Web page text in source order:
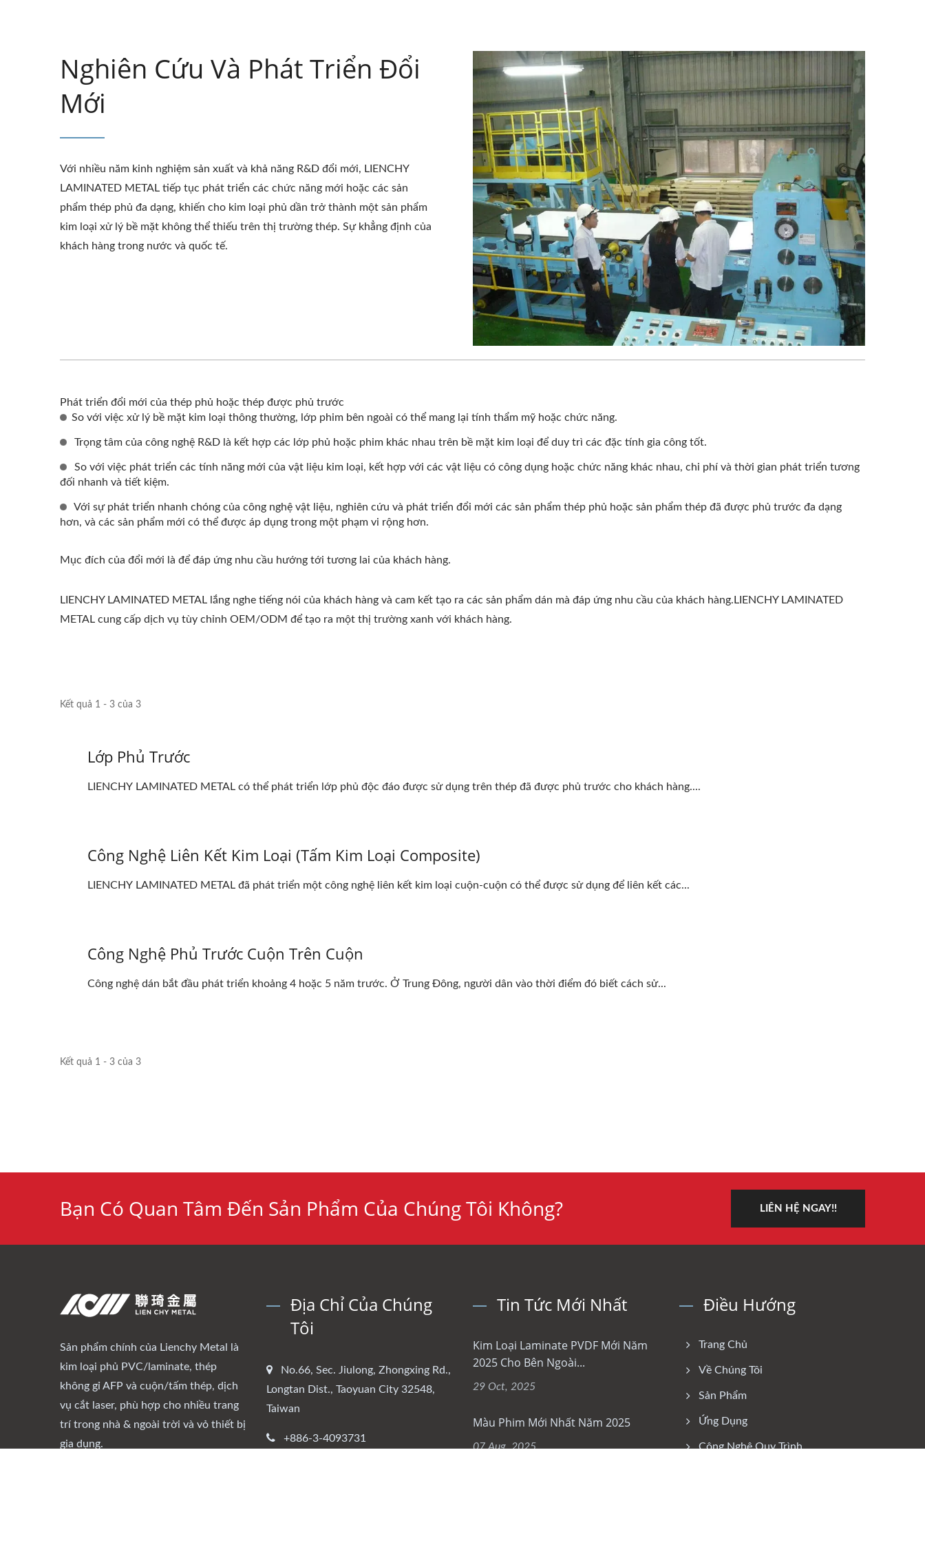
Nghiên Cứu Và Phát Triển Đổi
Mới
Với nhiều năm kinh nghiệm sản xuất và khả năng R&D đổi mới, LIENCHY
LAMINATED METAL tiếp tục phát triển các chức năng mới hoặc các sản
phẩm thép phủ đa dạng, khiến cho kim loại phủ dần trở thành một sản phẩm
kim loại xử lý bề mặt không thể thiếu trên thị trường thép. Sự khẳng định của
khách hàng trong nước và quốc tế.
Phát triển đổi mới của thép phủ hoặc thép được phủ trước
So với việc xử lý bề mặt kim loại thông thường, lớp phim bên ngoài có thể mang lại tính thẩm mỹ hoặc chức năng.
Trọng tâm của công nghệ R&D là kết hợp các lớp phủ hoặc phim khác nhau trên bề mặt kim loại để duy trì các đặc tính gia công tốt.
So với việc phát triển các tính năng mới của vật liệu kim loại, kết hợp với các vật liệu có công dụng hoặc chức năng khác nhau, chi phí và thời gian phát triển tương
đối nhanh và tiết kiệm.
Với sự phát triển nhanh chóng của công nghệ vật liệu, nghiên cứu và phát triển đổi mới các sản phẩm thép phủ hoặc sản phẩm thép đã được phủ trước đa dạng
hơn, và các sản phẩm mới có thể được áp dụng trong một phạm vi rộng hơn.
Mục đích của đổi mới là để đáp ứng nhu cầu hướng tới tương lai của khách hàng.
LIENCHY LAMINATED METAL lắng nghe tiếng nói của khách hàng và cam kết tạo ra các sản phẩm dán mà đáp ứng nhu cầu của khách hàng.LIENCHY LAMINATED
METAL cung cấp dịch vụ tùy chỉnh OEM/ODM để tạo ra một thị trường xanh với khách hàng.
Kết quả 1 - 3 của 3
Lớp Phủ Trước
LIENCHY LAMINATED METAL có thể phát triển lớp phủ độc đáo được sử dụng trên thép đã được phủ trước cho khách hàng....
Công Nghệ Liên Kết Kim Loại (tấm Kim Loại Composite)
LIENCHY LAMINATED METAL đã phát triển một công nghệ liên kết kim loại cuộn-cuộn có thể được sử dụng để liên kết các...
Công Nghệ Phủ Trước Cuộn Trên Cuộn
Công nghệ dán bắt đầu phát triển khoảng 4 hoặc 5 năm trước. Ở Trung Đông, người dân vào thời điểm đó biết cách sử...
Kết quả 1 - 3 của 3
Bạn Có Quan Tâm Đến Sản Phẩm Của Chúng Tôi Không? LIÊN HỆ NGAY!!
Sản phẩm chính của Lienchy Metal là
kim loại phủ PVC/laminate, thép
không gỉ AFP và cuộn/tấm thép, dịch
vụ cắt laser, phù hợp cho nhiều trang
trí trong nhà & ngoài trời và vỏ thiết bị
gia dụng.
Địa Chỉ Của Chúng
Tôi
No.66, Sec. Jiulong, Zhongxing Rd.,
Longtan Dist., Taoyuan City 32548,
Taiwan
+886-3-4093731
Tin Tức Mới Nhất
Kim Loại Laminate PVDF Mới Năm
2025 Cho Bên Ngoài...
29 Oct, 2025
Màu Phim Mới Nhất Năm 2025
07 Aug, 2025
Điều Hướng
Trang Chủ
Về Chúng Tôi
Sản Phẩm
Ứng Dụng
Công Nghệ Quy Trình